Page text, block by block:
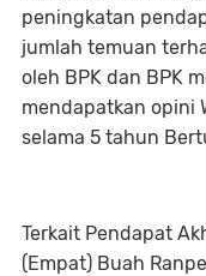
peningkatan
jumlah temuan
oleh BPK dan BPK
mendapatkan opini
selama 5 tahun
Terkait Pendapat
(Empat) Buah